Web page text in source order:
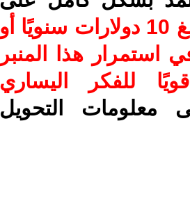
ساهم/ي معنا! بدعمكم بمبلغ 10 دولارات سنويًا أو
استمرار هذا المنبر
للفكر اليساري
معلومات التحويل